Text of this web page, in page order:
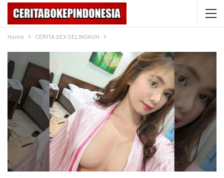
Home CERITA SEX SELINGKUH